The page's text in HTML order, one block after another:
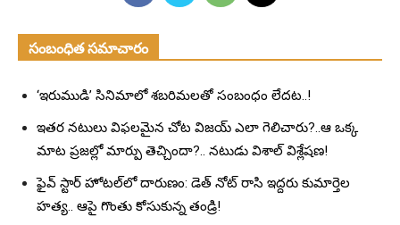
సంబంధిత సమాచారం
‘ఇరుముడి’ సినిమాలో శబరిమలతో సంబంధం లేదట..!
ఇతర నటులు విఫలమైన చోట విజయ్ ఎలా గెలిచారు?..ఆ ఒక్క
మాట ప్రజల్లో మార్పు తెచ్చిందా?.. నటుడు విశాల్ విశ్లేషణ!
ఫైవ్ స్టార్ హోటల్‌లో దారుణం: డెత్ నోట్ రాసి ఇద్దరు కుమార్తెల
హత్య.. ఆపై గొంతు కోసుకున్న తండ్రి!